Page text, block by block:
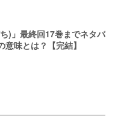
)」最終回17巻までネタバ
味とは？【完結】